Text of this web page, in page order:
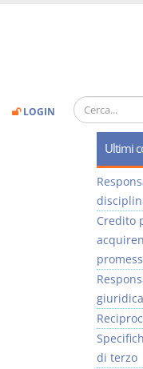
LOGIN
Ultimi
Credito
di terzo